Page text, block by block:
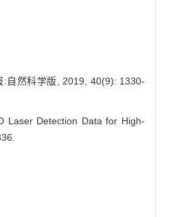
自然科学版, 2019, 40(9): 1330-
Laser Detection Data for High-